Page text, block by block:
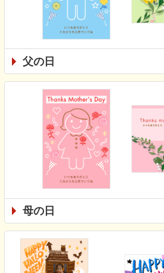
父の日
母の日